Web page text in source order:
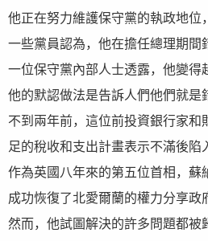
他正在努力維護保守黨的執政地位
一些黨員認為，他在擔任總理期間
一位保守黨內部人士透露，他變得
他的默認做法是告訴人們他們就是
不到兩年前，這位前投資銀行家
足的稅收和支出計畫表示不滿後陷
作為英國八年來的第五位首相，
成功恢復了北愛爾蘭的權力分享政
然而，他試圖解決的許多問題都被